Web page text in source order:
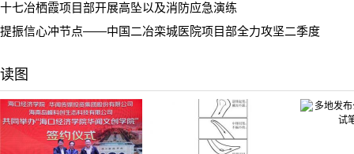
十七冶栖霞项目部开展高坠以及消防应急演练
提振信心冲节点——中国二冶栾城医院项目部全力攻坚二季度
读图